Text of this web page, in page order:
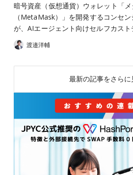
暗号資産（仮想通貨）ウォレット「メ
（MetaMask）」を開発するコンセン
が、AIエージェント向けセルフカス
渡邉洋輔
最新の記事をさらに